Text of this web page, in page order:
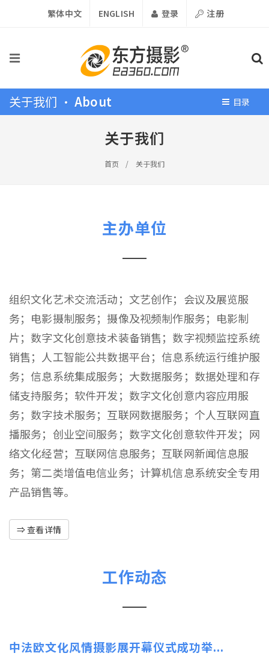
繁体中文 ENGLISH 登录 注册
关于我们 •About 目录
关于我们
首页 / 关于我们
主办单位
组织文化艺术交流活动；文艺创作；会议及展览服
务；电影摄制服务；摄像及视频制作服务；电影制
片；数字文化创意技术装备销售；数字视频监控系统
销售；人工智能公共数据平台；信息系统运行维护服
务；信息系统集成服务；大数据服务；数据处理和存
储支持服务；软件开发；数字文化创意内容应用服
务；数字技术服务；互联网数据服务；个人互联网直
播服务；创业空间服务；数字文化创意软件开发；网
络文化经营；互联网信息服务；互联网新闻信息服
务；第二类增值电信业务；计算机信息系统安全专用
产品销售等。
⇒ 查看详情
工作动态
中法欧文化风情摄影展开幕仪式成功举...